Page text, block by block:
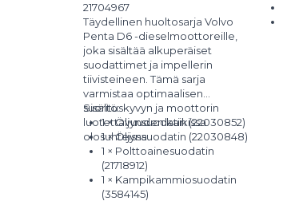
21704967
Täydellinen huoltosarja Volvo
Penta D6 -dieselmoottoreille
joka sisältää alkuperäiset
suodattimet ja impellerin
tiivisteineen. Tämä sarja
varmistaa optimaalisen
suorituskyvyn ja moottorin
luotettavuuden kaikissa
olosuhteissa.
Sisältö:
1 × Öljynsuodatin (22030852)
1 × Öljynsuodatin (22030848)
1 × Polttoainesuodatin
(21718912)
1 × Kampikammiosuodatin
(3584145)